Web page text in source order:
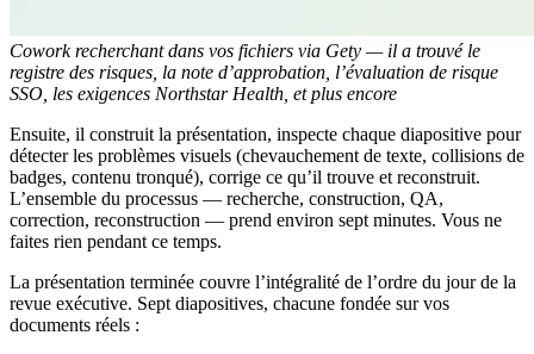
Cowork recherchant dans vos fichiers via Gety — il a trouvé le
registre des risques, la note d’approbation, l’évaluation de risque
SSO, les exigences Northstar Health, et plus encore
Ensuite, il construit la présentation, inspecte chaque diapositive pour
détecter les problèmes visuels (chevauchement de texte, collisions de
badges, contenu tronqué), corrige ce qu’il trouve et reconstruit.
L’ensemble du processus — recherche, construction, QA,
correction, reconstruction — prend environ sept minutes. Vous ne
faites rien pendant ce temps.
La présentation terminée couvre l’intégralité de l’ordre du jour de la
revue exécutive. Sept diapositives, chacune fondée sur vos
documents réels :